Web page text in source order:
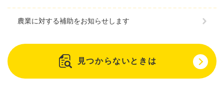
農業に対する補助をお知らせします
見つからないときは